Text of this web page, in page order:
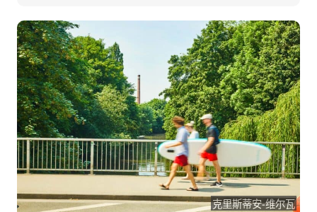
克里斯蒂安-维尔瓦